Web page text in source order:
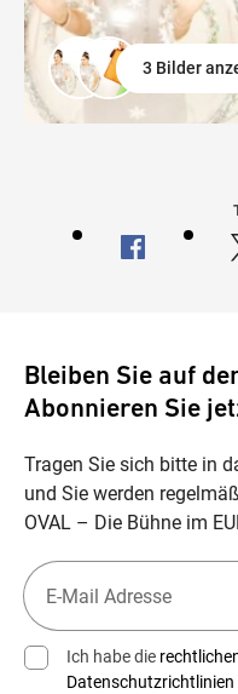
3 Bilder
Bleiben Sie auf
Abonnieren Sie
Tragen Sie sich bitte in
und Sie werden
OVAL – Die Bühne im
Ich habe die
Datenschutzrichtlinien